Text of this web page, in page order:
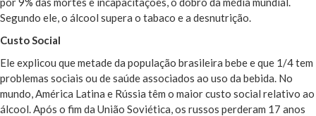
Segundo ele, o álcool supera o tabaco e a desnutrição.
Custo Social
Ele explicou que metade da população brasileira bebe e que 1/4 tem
problemas sociais ou de saúde associados ao uso da bebida. No
mundo, América Latina e Rússia têm o maior custo social relativo ao
álcool. Após o fim da União Soviética, os russos perderam 17 anos